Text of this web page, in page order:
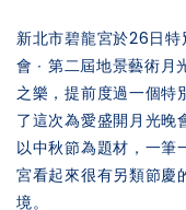
新北市碧龍宮於26日
會 ∙ 第二屆地景藝術月
之樂，提前度過一個特
了這次為愛盛開月光晚
以中秋節為題材，一筆
宮看起來很有另類節慶
境。